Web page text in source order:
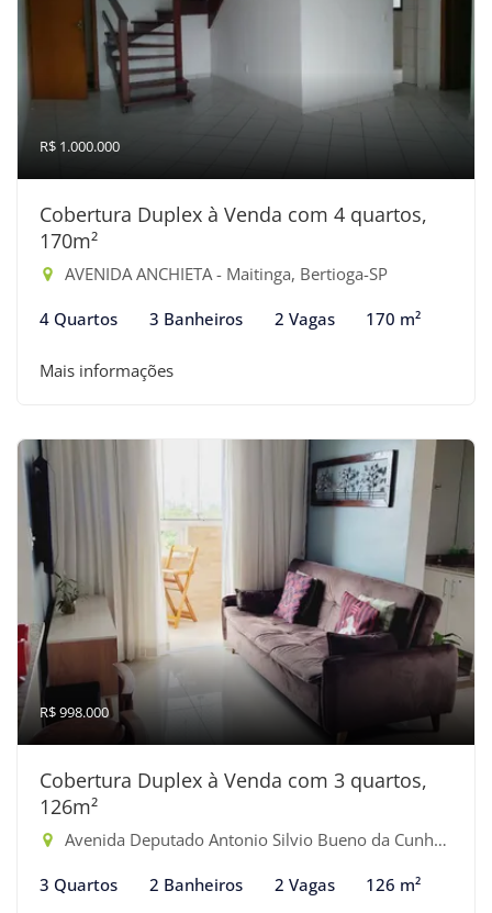
R$ 1.000.000
Cobertura Duplex à Venda com 4 quartos,
170m²
AVENIDA ANCHIETA - Maitinga, Bertioga-SP
4 Quartos 3 Banheiros 2 Vagas 170 m²
Mais informações
R$ 998.000
Cobertura Duplex à Venda com 3 quartos,
126m²
Avenida Deputado Antonio Silvio Bueno da Cunha - Maitinga, Bertioga-SP
3 Quartos 2 Banheiros 2 Vagas 126 m²